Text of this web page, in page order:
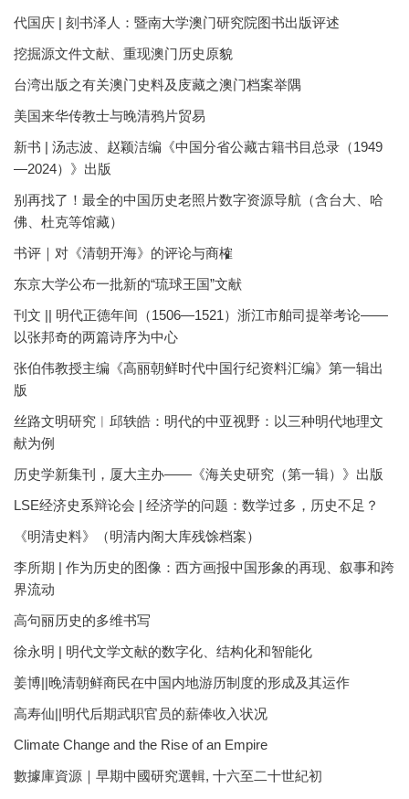
代国庆 | 刻书泽人：暨南大学澳门研究院图书出版评述
挖掘源文件文献、重现澳门历史原貌
台湾出版之有关澳门史料及庋藏之澳门档案举隅
美国来华传教士与晚清鸦片贸易
新书 | 汤志波、赵颖洁编《中国分省公藏古籍书目总录（1949
—2024）》出版
别再找了！最全的中国历史老照片数字资源导航（含台大、哈
佛、杜克等馆藏）
书评｜对《清朝开海》的评论与商榷
东京大学公布一批新的“琉球王国”文献
刊文 || 明代正德年间（1506—1521）浙江市舶司提举考论——
以张邦奇的两篇诗序为中心
张伯伟教授主编《高丽朝鲜时代中国行纪资料汇编》第一辑出
版
丝路文明研究︱邱轶皓：明代的中亚视野：以三种明代地理文
献为例
历史学新集刊，厦大主办——《海关史研究（第一辑）》出版
LSE经济史系辩论会 | 经济学的问题：数学过多，历史不足？
《明清史料》（明清内阁大库残馀档案）
李所期 | 作为历史的图像：西方画报中国形象的再现、叙事和跨
界流动
高句丽历史的多维书写
徐永明 | 明代文学文献的数字化、结构化和智能化
姜博||晚清朝鲜商民在中国内地游历制度的形成及其运作
高寿仙||明代后期武职官员的薪俸收入状况
Climate Change and the Rise of an Empire
數據庫資源｜早期中國研究選輯, 十六至二十世紀初